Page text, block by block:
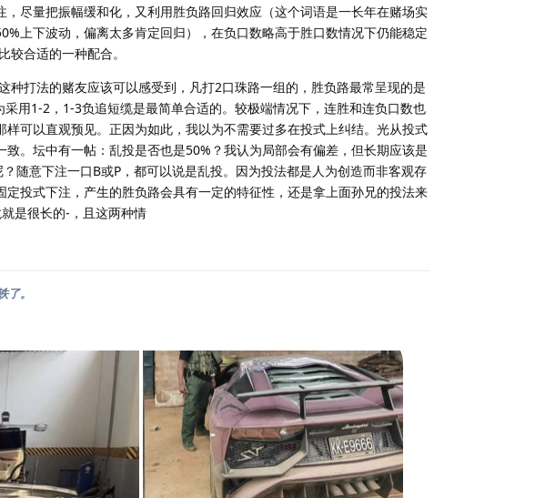
尽量把振幅缓和化，又利用胜负路回归效应（这个词语是一长年在赌场实
上下波动，偏离太多肯定回归），在负口数略高于胜口数情况下仍能稳定
合适的一种配合。
种打法的赌友应该可以感受到，凡打2口珠路一组的，胜负路最常呈现的是
用1-2，1-3负追短缆是最简单合适的。较极端情况下，连胜和连负口数也
可以直观预见。正因为如此，我以为不需要过多在投式上纠结。光从投式
。坛中有一帖：乱投是否也是50%？我认为局部会有偏差，但长期应该是
随意下注一口B或P，都可以说是乱投。因为投法都是人为创造而非客观存
投式下注，产生的胜负路会具有一定的特征性，还是拿上面孙兄的投法来
是很长的-，且这两种情
。